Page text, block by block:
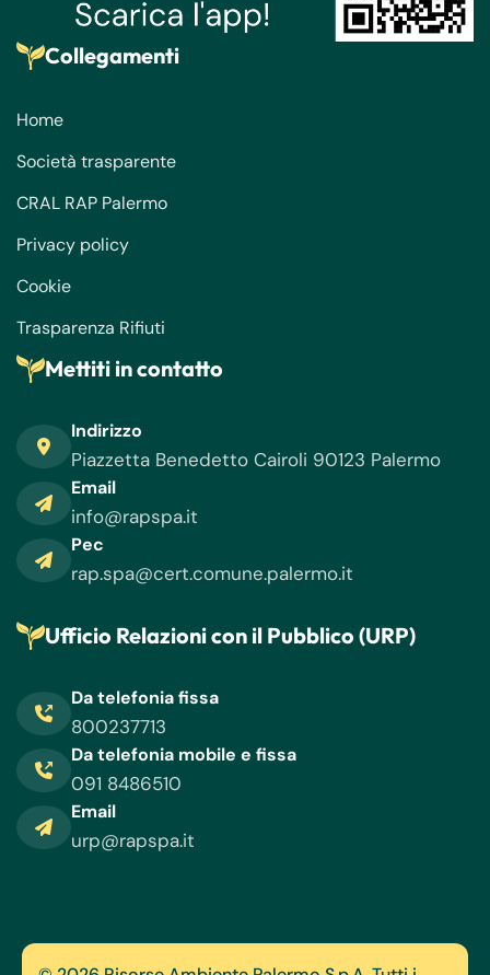
Collegamenti
Home
Società trasparente
CRAL RAP Palermo
Privacy policy
Cookie
Trasparenza Rifiuti
Mettiti in contatto
Indirizzo
Piazzetta Benedetto Cairoli 90123 Palermo
Email
info@rapspa.it
Pec
rap.spa@cert.comune.palermo.it
Ufficio Relazioni con il Pubblico (URP)
Da telefonia fissa
800237713
Da telefonia mobile e fissa
091 8486510
Email
urp@rapspa.it